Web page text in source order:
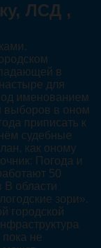
ЛСД ,
в
для
именованием
выборов в оном
приписать к
судебные
как оному
Погода и
50
В области
зори».
городской
не